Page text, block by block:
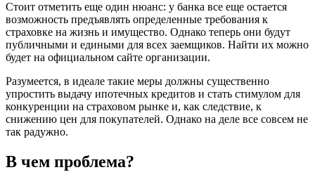
Стоит отметить еще один нюанс: у банка все еще остается
возможность предъявлять определенные требования к
страховке на жизнь и имущество. Однако теперь они будут
публичными и едиными для всех заемщиков. Найти их можно
будет на официальном сайте организации.
Разумеется, в идеале такие меры должны существенно
упростить выдачу ипотечных кредитов и стать стимулом для
конкуренции на страховом рынке и, как следствие, к
снижению цен для покупателей. Однако на деле все совсем не
так радужно.
В чем проблема?